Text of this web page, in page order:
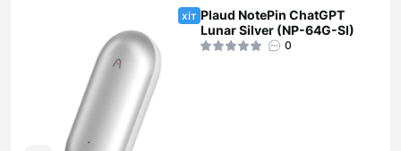
хіт Plaud NotePin ChatGPT
Lunar Silver (NP-64G-SI)
0